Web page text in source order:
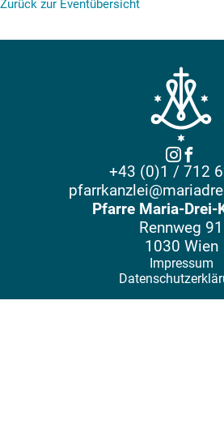
Zurück zur Eventübersicht
+43 (0)1 / 712
Pfarre Maria-Drei-
Rennweg 91
1030 Wien
Impressum